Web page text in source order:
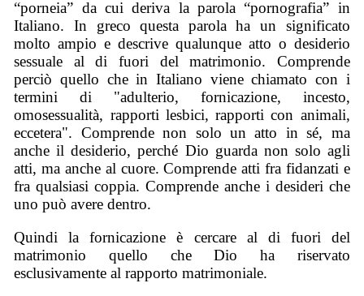
“porneia” da cui deriva la parola “pornografia” in
Italiano. In greco questa parola ha un significato
molto ampio e descrive qualunque atto o desiderio
sessuale al di fuori del matrimonio. Comprende
perciò quello che in Italiano viene chiamato con i
termini di "adulterio, fornicazione, incesto,
omosessualità, rapporti lesbici, rapporti con animali,
eccetera". Comprende non solo un atto in sé, ma
anche il desiderio, perché Dio guarda non solo agli
atti, ma anche al cuore. Comprende atti fra fidanzati e
fra qualsiasi coppia. Comprende anche i desideri che
uno può avere dentro.
Quindi la fornicazione è cercare al di fuori del
matrimonio quello che Dio ha riservato
esclusivamente al rapporto matrimoniale.